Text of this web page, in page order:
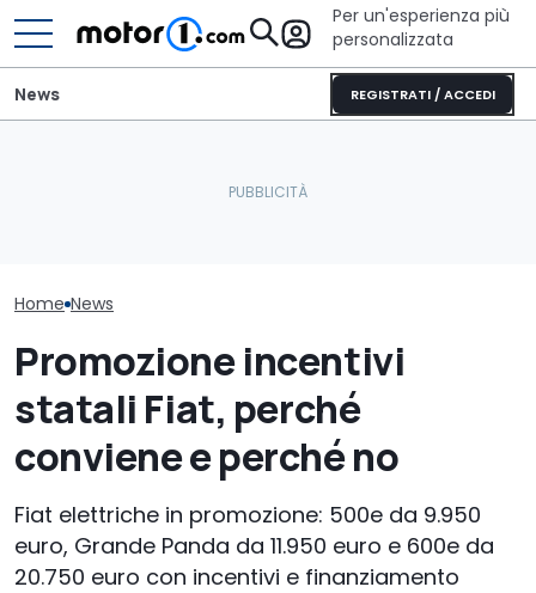
Per un'esperienza più
personalizzata
REGISTRATI / ACCEDI
News
Home News
Promozione incentivi
statali Fiat, perché
conviene e perché no
Fiat elettriche in promozione: 500e da 9.950
euro, Grande Panda da 11.950 euro e 600e da
20.750 euro con incentivi e finanziamento